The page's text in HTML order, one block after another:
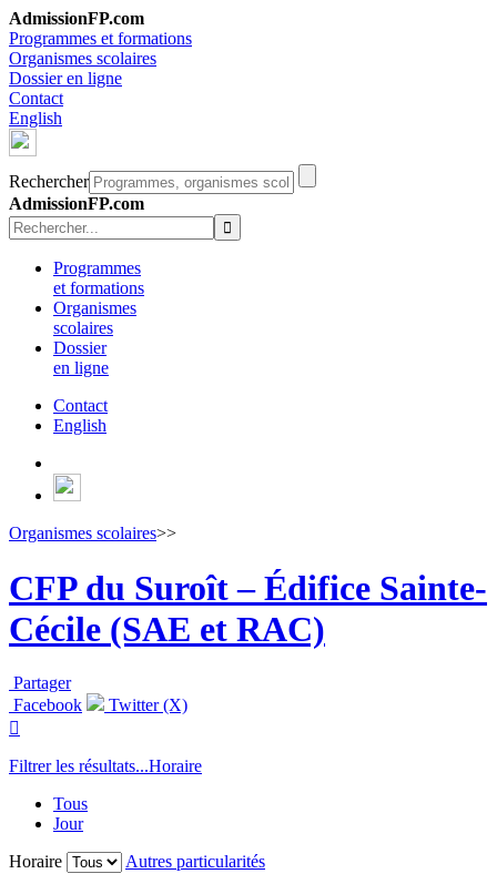
AdmissionFP.com
Programmes et formations
Organismes scolaires
Dossier en ligne
Contact
English
Rechercher
AdmissionFP.com
Programmes
et formations
Organismes
scolaires
Dossier
en ligne
Contact
English
Organismes scolaires>>
CFP du Suroît – Édifice Sainte-
Cécile (SAE et RAC)
Partager
Facebook
Twitter (X)

Filtrer les résultats...Horaire
Tous
Jour
Horaire
Autres particularités